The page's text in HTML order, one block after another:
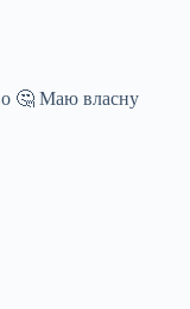
🤔 Маю власну